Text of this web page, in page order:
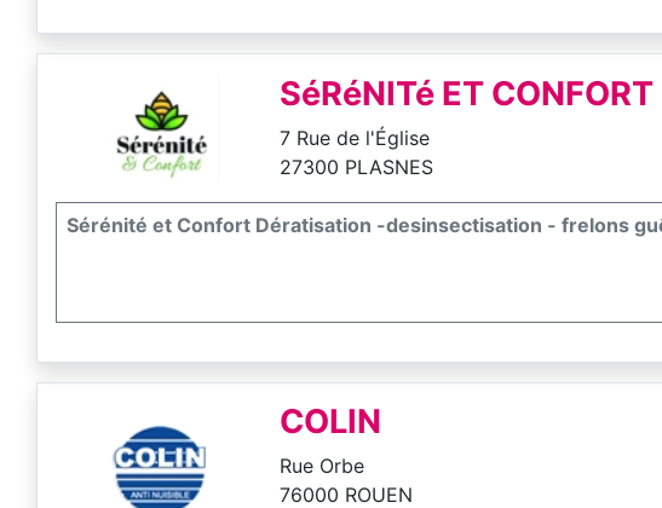
SéRéNITé ET CONFORT
7 Rue de l'Église
27300 PLASNES
Sérénité et Confort Dératisation -desinsectisation - frelons
COLIN
Rue Orbe
76000 ROUEN